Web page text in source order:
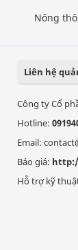
Nông
Liên hệ
Công ty Cổ
Hotline:
Email:
Báo giá:
Hỗ trợ kỹ